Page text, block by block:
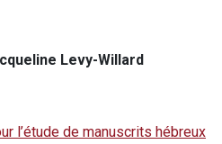
Levy-Willard
l’étude de manuscrits hébreux